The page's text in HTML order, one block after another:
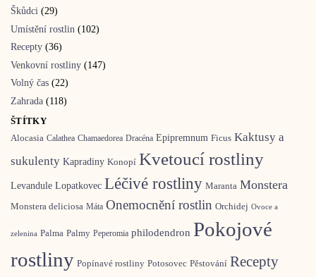
Škůdci (29)
Umístění rostlin (102)
Recepty (36)
Venkovní rostliny (147)
Volný čas (22)
Zahrada (118)
ŠTÍTKY
Alocasia Calathea Chamaedorea Dracéna Epipremnum Ficus Kaktusy a
sukulenty Kapradiny Konopí Kvetoucí rostliny
Levandule Lopatkovec Léčivé rostliny Maranta Monstera
Monstera deliciosa Máta Onemocnění rostlin Orchidej Ovoce a
zelenina Palma Palmy Peperomia philodendron Pokojové
rostliny Popínavé rostliny Potosovec Pěstování Recepty